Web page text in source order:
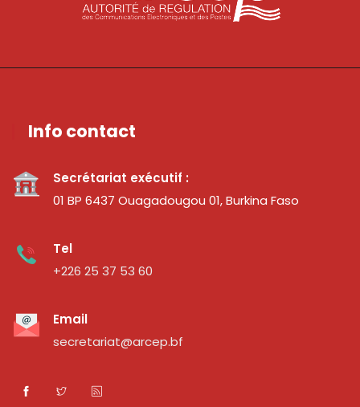
Info contact
Secrétariat exécutif :
01 BP 6437 Ouagadougou 01, Burkina Faso
Tel
+226 25 37 53 60
Email
secretariat@arcep.bf